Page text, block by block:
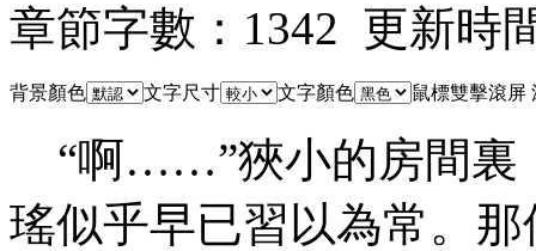
章節字數：1342 更新時
背景顏色 文字尺寸 文字顏色 鼠標雙擊滾屏
“啊……”狹小的房間裏
瑤似乎早已習以為常。